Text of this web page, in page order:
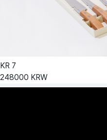
KR 7
248000 KRW